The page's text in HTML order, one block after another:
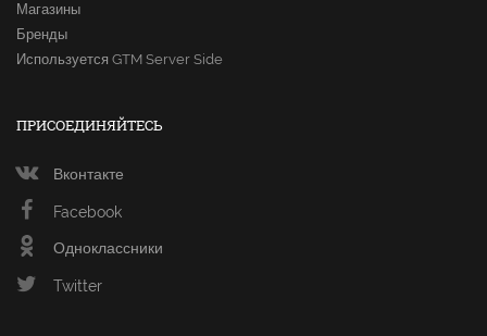
Магазины
Бренды
Используется GTM Server Side
ПРИСОЕДИНЯЙТЕСЬ
Вконтакте
Facebook
Одноклассники
Twitter